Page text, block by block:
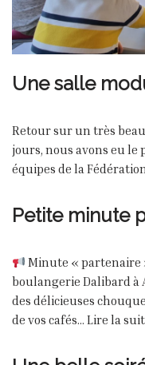
Une salle
Retour sur un très
jours, nous avons eu le
équipes de la
Petite minute
Minute « partenaire
boulangerie Dalibard à
des délicieuses
de vos cafés… Lire la